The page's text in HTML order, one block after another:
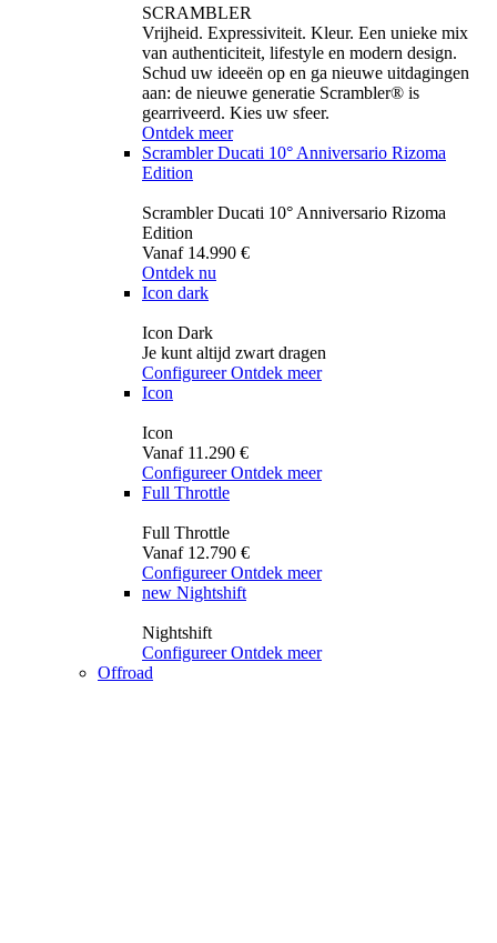
SCRAMBLER
Vrijheid. Expressiviteit. Kleur. Een unieke mix
van authenticiteit, lifestyle en modern design.
Schud uw ideeën op en ga nieuwe uitdagingen
aan: de nieuwe generatie Scrambler® is
gearriveerd. Kies uw sfeer.
Ontdek meer
Scrambler Ducati 10° Anniversario Rizoma
Edition
Scrambler Ducati 10° Anniversario Rizoma
Edition
Vanaf 14.990 €
Ontdek nu
Icon dark
Icon Dark
Je kunt altijd zwart dragen
Configureer Ontdek meer
Icon
Icon
Vanaf 11.290 €
Configureer Ontdek meer
Full Throttle
Full Throttle
Vanaf 12.790 €
Configureer Ontdek meer
new Nightshift
Nightshift
Configureer Ontdek meer
Offroad